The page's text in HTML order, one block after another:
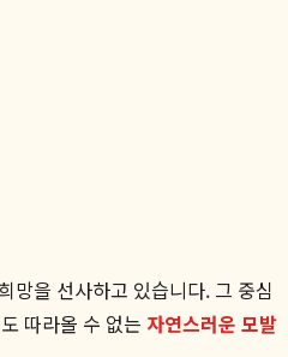
망을 선사하고 있습니다. 그 중심
따라올 수 없는 자연스러운 모발